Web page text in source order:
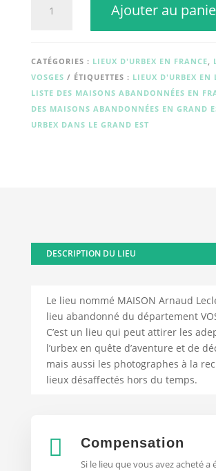
Leclerc
Ajouter au
CATÉGORIES : LIEUX D'URBEX EN FRANCE,
VOSGES
ÉTIQUETTES : LIEUX D'URBEX EN
LISTE DES MAISONS ABANDONNÉES EN
DES MAISONS ABANDONNÉES EN GRAND
URBEX DANS LE GRAND EST
DESCRIPTION DU LIEU
Le lieu nommé MAISON Arnaud
lieu abandonné du département
C’est un lieu qui peut attirer les
l’urbex en quête d’aventure et de
mais aussi les photographes à la
lieux désaffectés hors du temps.
 Compensation
Si le lieu que vous avez acheté a